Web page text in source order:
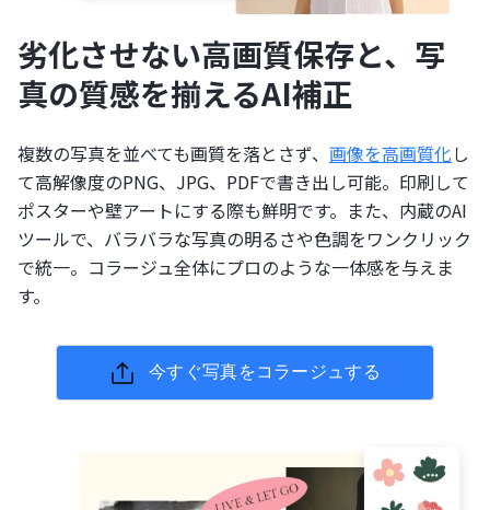
劣化させない高画質保存と、写
真の質感を揃えるAI補正
複数の写真を並べても画質を落とさず、 画像を高画質化し
て高解像度のPNG、JPG、PDFで書き出し可能。印刷して
ポスターや壁アートにする際も鮮明です。また、内蔵のAI
ツールで、バラバラな写真の明るさや色調をワンクリック
で統一。コラージュ全体にプロのような一体感を与えま
す。
今すぐ写真をコラージュする